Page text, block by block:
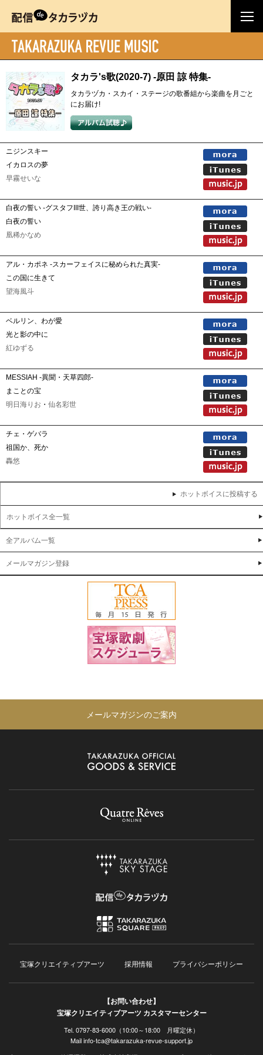
タカラ's歌(2020-7) -原田 諒 特集-
タカラヅカ・スカイ・ステージの歌番組から楽曲を月ごと
にお届け!
ニジンスキー
イカロスの夢
早霧せいな
白夜の誓い -グスタフIII世、誇り高き王の戦い-
白夜の誓い
凰稀かなめ
アル・カポネ -スカーフェイスに秘められた真実-
この国に生きて
望海風斗
ベルリン、わが愛
光と影の中に
紅ゆずる
MESSIAH -異聞・天草四郎-
まことの宝
明日海りお ・ 仙名彩世
チェ・ゲバラ
祖国か、死か
轟悠
ホットボイスに投稿する
ホットボイス全一覧
全アルバム一覧
メールマガジン登録
メールマガジンのご案内
宝塚クリエイティブアーツ 採用情報 プライバシーポリシー
【お問い合わせ】
宝塚クリエイティブアーツ カスタマーセンター
Tel. 0797-83-6000（10:00～18:00 月曜定休）
Mail info-tca@takarazuka-revue-support.jp